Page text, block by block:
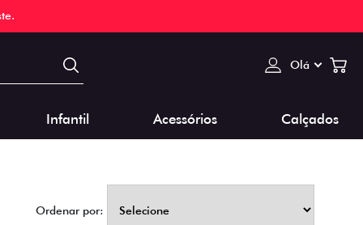
Olá
Infantil Acessórios Calçados
Ordenar por: